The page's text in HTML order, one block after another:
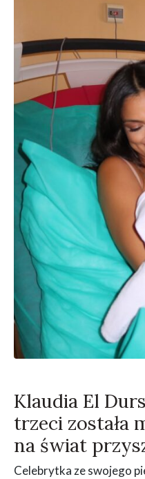
Klaudia El
trzeci została
na świat
Celebrytka ze swojego